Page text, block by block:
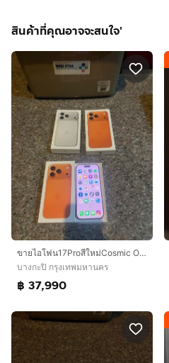
สินค้าที่คุณอาจจะสนใจ'
ขายไอโฟน17Proสีใหม่Cosmic Orange 256กิ๊กยกกล่องประกันเหลือใช้งานดีสูนTrueสวยๆถูกๆ
บางกะปิ กรุงเทพมหานคร
฿ 37,990